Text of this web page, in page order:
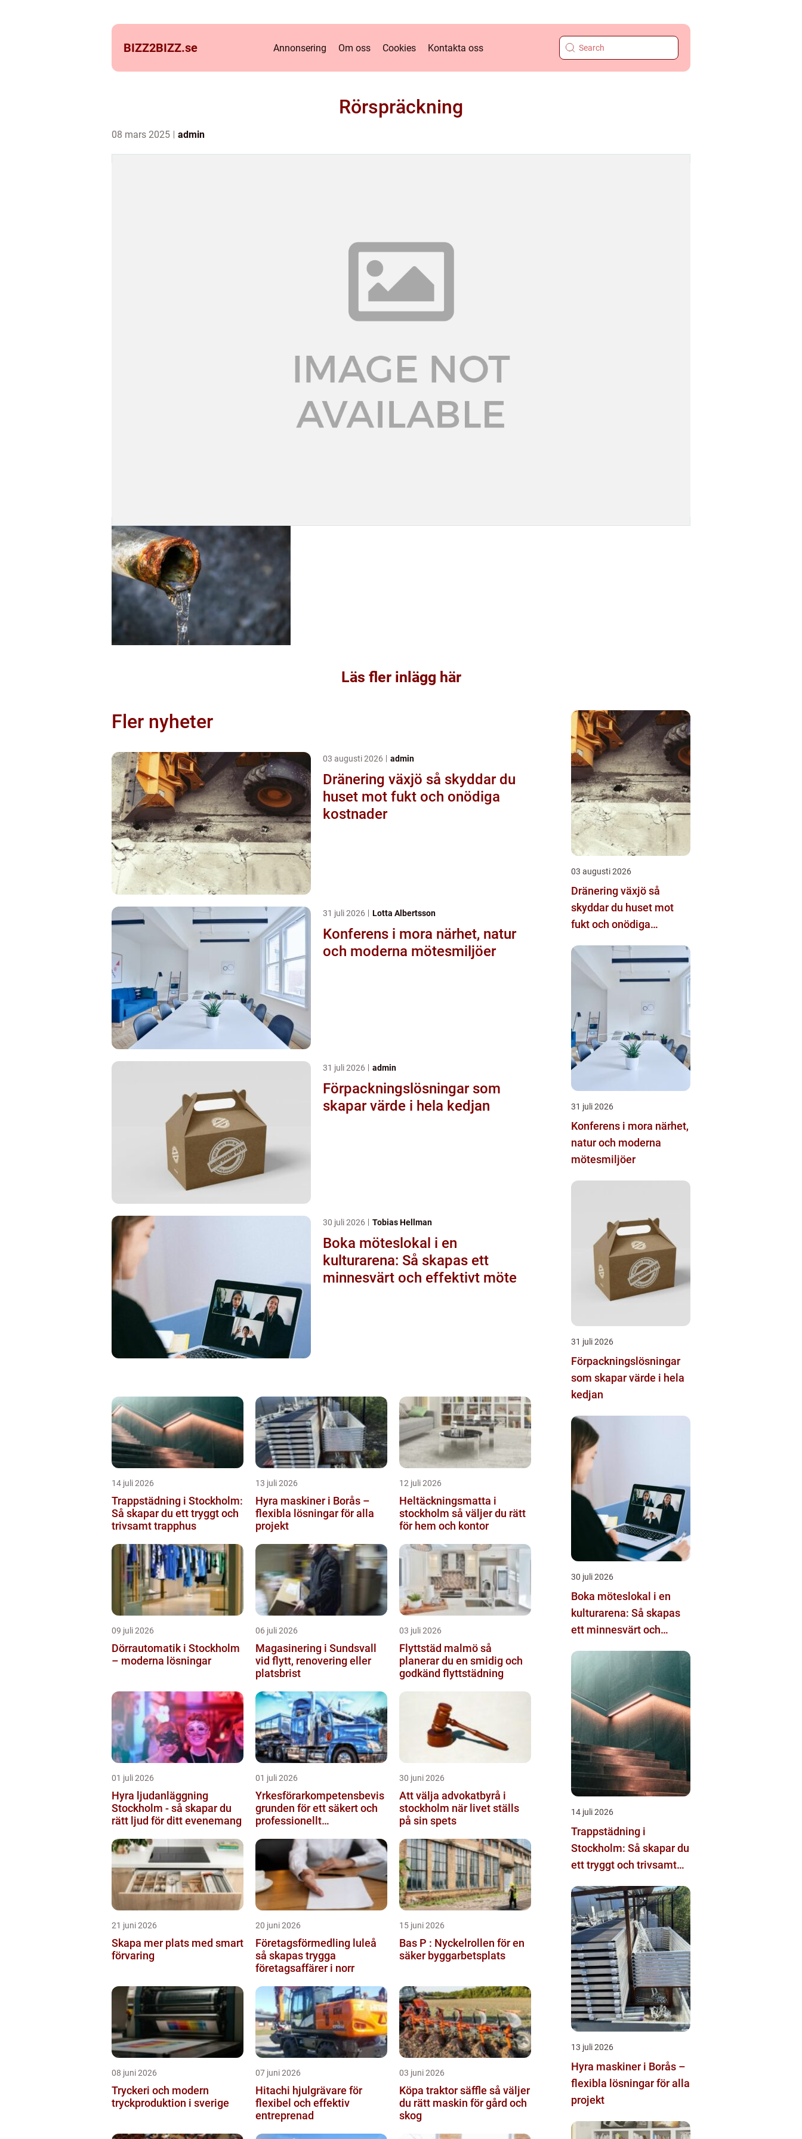
BIZZ2BIZZ.se Annonsering Om oss Cookies Kontakta oss
Rörspräckning
08 mars 2025 admin
Läs fler inlägg här
Fler nyheter
03 augusti 2026 admin
Dränering växjö så skyddar du
huset mot fukt och onödiga
kostnader
31 juli 2026 Lotta Albertsson
Konferens i mora närhet, natur
och moderna mötesmiljöer
31 juli 2026 admin
Förpackningslösningar som
skapar värde i hela kedjan
30 juli 2026 Tobias Hellman
Boka möteslokal i en
kulturarena: Så skapas ett
minnesvärt och effektivt möte
14 juli 2026
Trappstädning i Stockholm:
Så skapar du ett tryggt och
trivsamt trapphus
13 juli 2026
Hyra maskiner i Borås –
flexibla lösningar för alla
projekt
12 juli 2026
Heltäckningsmatta i
stockholm så väljer du rätt
för hem och kontor
09 juli 2026
Dörrautomatik i Stockholm
– moderna lösningar
06 juli 2026
Magasinering i Sundsvall
vid flytt, renovering eller
platsbrist
03 juli 2026
Flyttstäd malmö så
planerar du en smidig och
godkänd flyttstädning
01 juli 2026
Hyra ljudanläggning
Stockholm - så skapar du
rätt ljud för ditt evenemang
01 juli 2026
Yrkesförarkompetensbevis
grunden för ett säkert och
professionellt
30 juni 2026
Att välja advokatbyrå i
stockholm när livet ställs
på sin spets
21 juni 2026
Skapa mer plats med smart
förvaring
20 juni 2026
Företagsförmedling luleå
så skapas trygga
företagsaffärer i norr
15 juni 2026
Bas P : Nyckelrollen för en
säker byggarbetsplats
08 juni 2026
Tryckeri och modern
tryckproduktion i sverige
07 juni 2026
Hitachi hjulgrävare för
flexibel och effektiv
entreprenad
03 juni 2026
Köpa traktor säffle så väljer
du rätt maskin för gård och
skog
03 augusti 2026
Dränering växjö så
skyddar du huset mot
fukt och onödiga
31 juli 2026
Konferens i mora närhet,
natur och moderna
mötesmiljöer
31 juli 2026
Förpackningslösningar
som skapar värde i hela
kedjan
30 juli 2026
Boka möteslokal i en
kulturarena: Så skapas
ett minnesvärt och
14 juli 2026
Trappstädning i
Stockholm: Så skapar du
ett tryggt och trivsamt
13 juli 2026
Hyra maskiner i Borås –
flexibla lösningar för alla
projekt